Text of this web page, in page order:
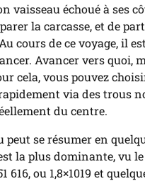
vaisseau échoué à ses
la carcasse, et de
cours de ce voyage, il
Avancer vers quoi,
cela, vous pouvez
via des trous
du centre.
peut se résumer en
la plus dominante, vu
616, ou 1,8×1019 et